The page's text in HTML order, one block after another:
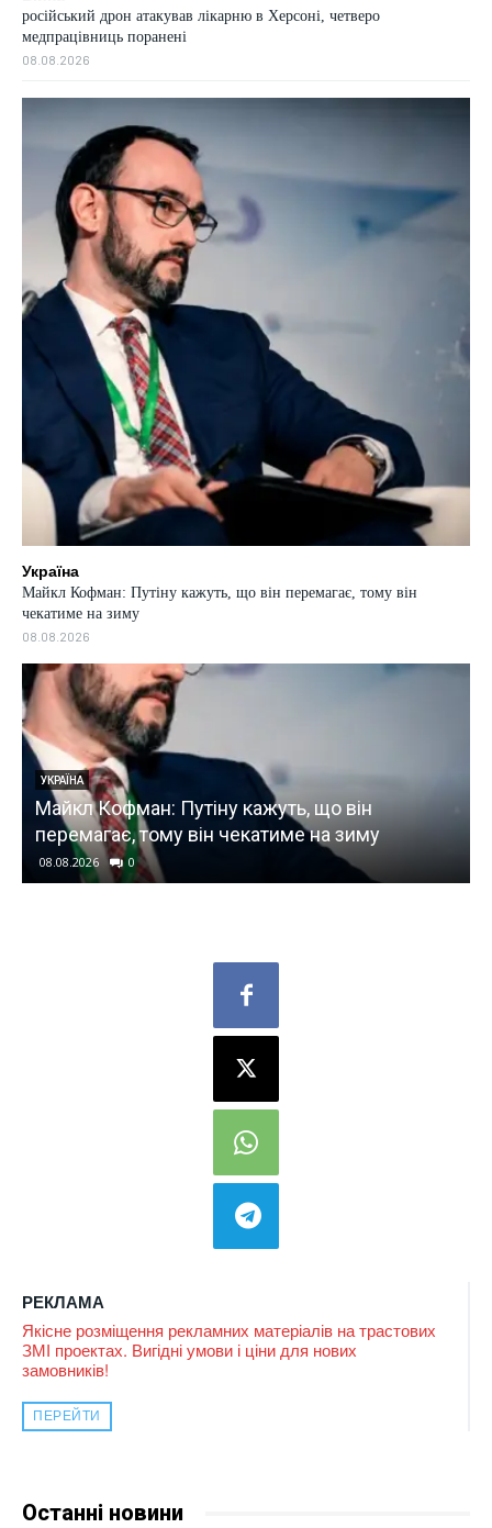
РЕКЛАМА
Якісне розміщення рекламних матеріалів на трастових
ЗМІ проектах. Вигідні умови і ціни для нових
замовників!
ПЕРЕЙТИ
Останні новини
російський дрон атакував лікарню в Херсоні, четверо
медпрацівниць поранені
08.08.2026
Україна
Майкл Кофман: Путіну кажуть, що він перемагає, тому він
чекатиме на зиму
08.08.2026
УКРАЇНА
Майкл Кофман: Путіну кажуть, що він
перемагає, тому він чекатиме на зиму
08.08.2026 0